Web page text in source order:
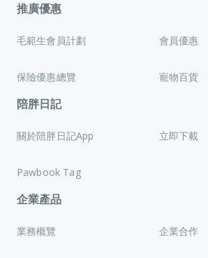
推廣優惠
毛範生會員計劃 會員優惠
保險優惠總覽 寵物百貨
陪胖日記
關於陪胖日記App 立即下載
Pawbook Tag
企業產品
業務概覽 企業合作